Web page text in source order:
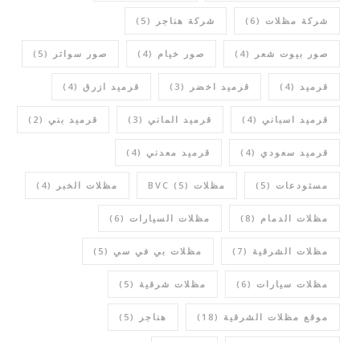
شركة مظلات (6) شركة هناجر (5)
صور بيوت شعر (4) صور خيام (4) صور سواتر (5)
قرميد (4) قرميد اخضر (3) قرميد ازرق (4)
قرميد اسباني (4) قرميد الماني (3) قرميد بني (2)
قرميد سعودي (4) قرميد معدني (4)
مستودعات (5) مظلات BVC (5) مظلات الخبر (4)
مظلات الدمام (8) مظلات السيارات (6)
مظلات الشرقية (7) مظلات بي في سي (5)
مظلات سيارات (6) مظلات شرقية (5)
موقع مظلات الشرقية (18) هناجر (5)